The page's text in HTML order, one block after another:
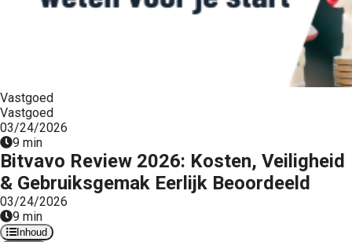
Vastgoed
Vastgoed
03/24/2026
9 min
Bitvavo Review 2026: Kosten, Veiligheid
& Gebruiksgemak Eerlijk Beoordeeld
03/24/2026
9 min
Inhoud